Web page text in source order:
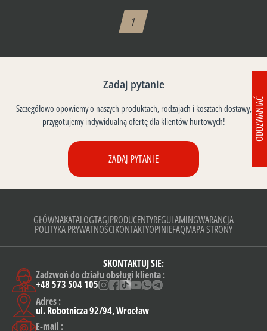
1
Zadaj pytanie
Szczegółowo opowiemy o naszych produktach, rodzajach i kosztach dostawy,
przygotujemy indywidualną ofertę dla klientów hurtowych!
ZADAJ PYTANIE
GŁÓWNAKATALOGTAGIPRODUCENTYREGULAMINGWARANCJA
POLITYKA PRYWATNOŚCIKONTAKTYOPINIEFAQMAPA STRONY
SKONTAKTUJ SIE:
Zadzwoń do działu obsługi klienta :
+48 573 504 105
Adres :
ul. Robotnicza 92/94, Wrocław
E-mail :
ODDZWANIAĆ